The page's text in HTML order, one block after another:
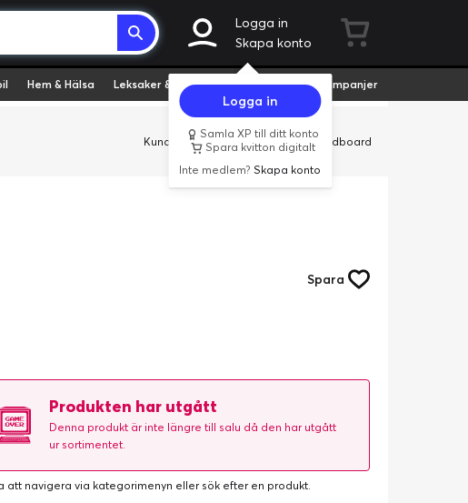
Logga in
Skapa konto
Logga in
Samla XP till ditt konto
Spara kvitton digitalt
Inte medlem?Skapa konto
Hem & Hälsa Leksaker & Hobby Fyndvaror Kampanjer
Kundservice Butiker Företag Cardboard
Spara
Produkten har utgått
Denna produkt är inte längre till salu då den har utgått
ur sortimentet.
att navigera via kategorimenyn eller sök efter en produkt.